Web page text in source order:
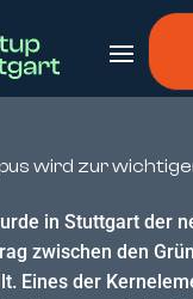
wird zur
in Stuttgart der
zwischen den
Eines der